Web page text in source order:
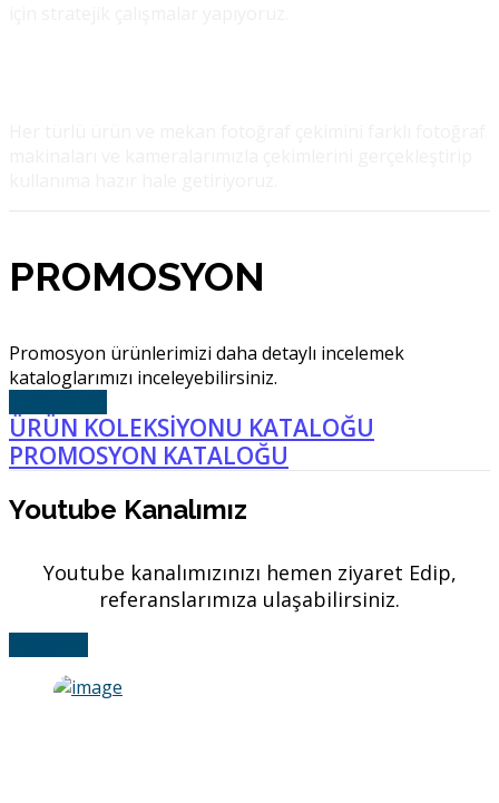
PROMOSYON
Promosyon ürünlerimizi daha detaylı incelemek
kataloglarımızı inceleyebilirsiniz.
ÜRÜN KOLEKSİYONU KATALOĞU
PROMOSYON KATALOĞU
Youtube Kanalımız
Youtube kanalımızınızı hemen ziyaret Edip,
referanslarımıza ulaşabilirsiniz.